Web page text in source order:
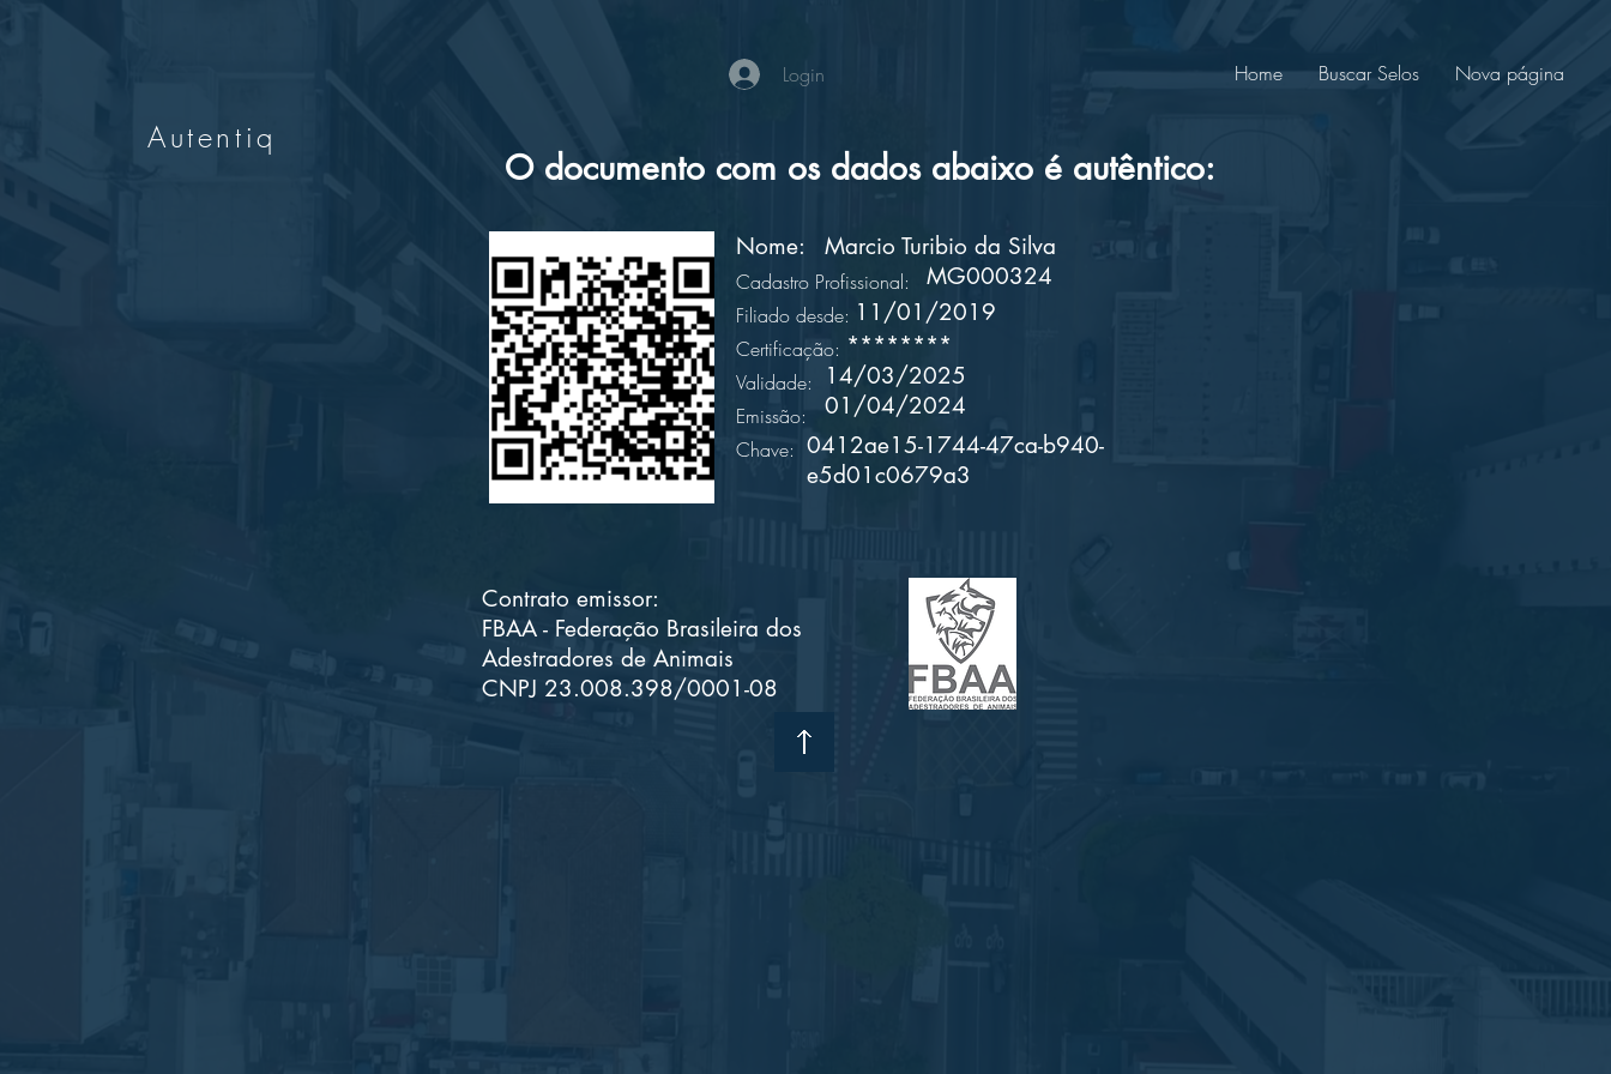
Autentiq
Home Buscar Selos Nova página
Login
O documento com os dados abaixo é autêntico:
Cadastro Profissional:
Filiado desde:
Certificação:
Validade:
Emissão:
Chave: 0412ae15-1744-47ca-b940-
e5d01c0679a3
14/03/2025
********
Marcio Turibio da Silva
Nome:
11/01/2019
MG000324
01/04/2024
Contrato emissor:
FBAA - Federação Brasileira dos
Adestradores de Animais
CNPJ 23.008.398/0001-08